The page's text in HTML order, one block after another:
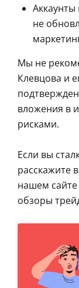
Аккаунты
не
Мы не
Клевцова и
вложения в
рисками.
Если вы
расскажите
нашем
обзоры